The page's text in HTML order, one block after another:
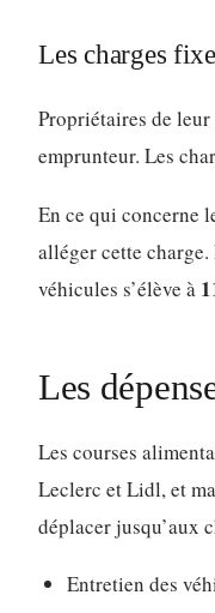
Les charges
Propriétaires de
emprunteur. Les
En ce qui concerne
alléger cette
véhicules s’élève à
Les
Les courses
Leclerc et Lidl, et
déplacer jusqu’aux
Entretien des